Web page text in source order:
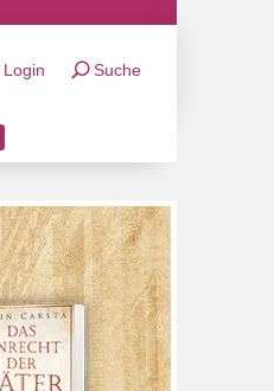
Login Suche